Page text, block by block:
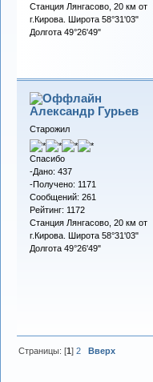
Станция Лянгасово, 20 км от
г.Кирова. Широта 58°31'03"
Долгота 49°26'49"
Александр Гурьев
Старожил
Спасибо
-Дано: 437
-Получено: 1171
Сообщений: 261
Рейтинг: 1172
Станция Лянгасово, 20 км от
г.Кирова. Широта 58°31'03"
Долгота 49°26'49"
Страницы: [1]2 Вверх